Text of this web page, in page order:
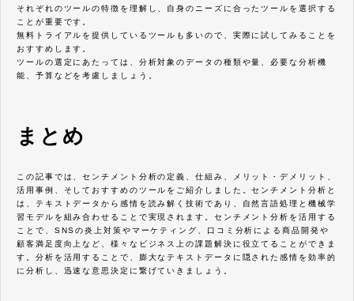
それぞれのツールの特徴を理解し、自身のニーズに合ったツールを選択する
ことが重要です。
無料トライアルを提供しているツールも多いので、実際に試してみることを
おすすめします。
ツールの選定にあたっては、分析対象のデータの種類や量、必要な分析機
能、予算などを考慮しましょう。
まとめ
この記事では、センチメント分析の定義、仕組み、メリット・デメリット、
活用事例、そしておすすめのツールをご紹介しました。センチメント分析と
は、テキストデータから感情を読み解く技術であり、自然言語処理と機械学
習モデルを組み合わせることで実現されます。センチメント分析を活用する
ことで、SNSの炎上対策やマーケティング、口コミ分析による商品開発や
顧客満足度向上など、様々なビジネス上の課題解決に役立てることができま
す。分析を活用することで、膨大なテキストデータに隠された感情を効率的
に分析し、迅速な意思決定に繋げていきましょう。